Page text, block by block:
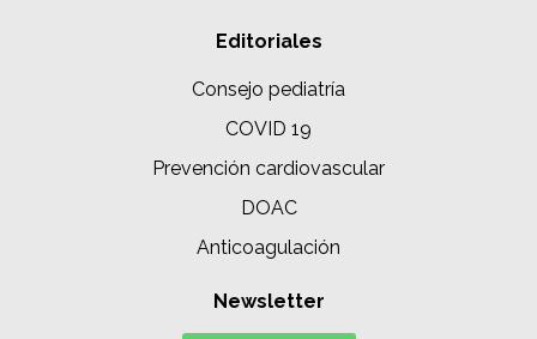
Editoriales
Consejo pediatría
COVID 19
Prevención cardiovascular
DOAC
Anticoagulación
Newsletter